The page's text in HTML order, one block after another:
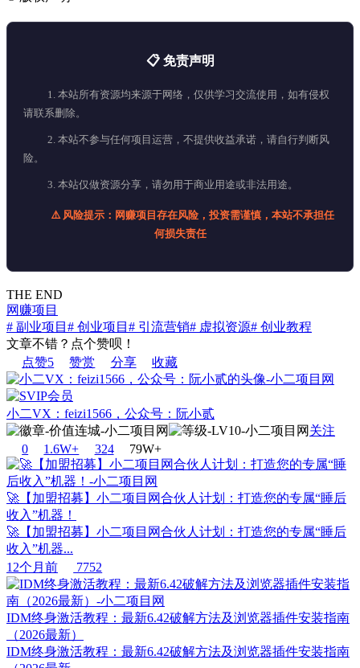
📋 免责声明
1. 本站所有资源均来源于网络，仅供学习交流使用，如有侵权
请联系删除。
2. 本站不参与任何项目运营，不提供收益承诺，请自行判断风
险。
3. 本站仅做资源分享，请勿用于商业用途或非法用途。
⚠️ 风险提示：网赚项目存在风险，投资需谨慎，本站不承担任
何损失责任
THE END
网赚项目
# 副业项目 # 创业项目 # 引流营销# 虚拟资源# 创业教程
文章不错？点个赞呗！
点赞5 赞赏 分享 收藏
小二VX：feizi1566，公众号：阮小贰
关注
0
1.6W+ 324 79W+
🚀【加盟招募】小二项目网合伙人计划：打造您的专属“睡后
收入”机器！
🚀【加盟招募】小二项目网合伙人计划：打造您的专属“睡后
收入”机器...
12个月前
7752
IDM终身激活教程：最新6.42破解方法及浏览器插件安装指南
（2026最新）
IDM终身激活教程：最新6.42破解方法及浏览器插件安装指南